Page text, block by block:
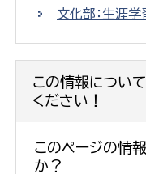
文化部：生涯
この情報につい
ください！
このページの情
か？